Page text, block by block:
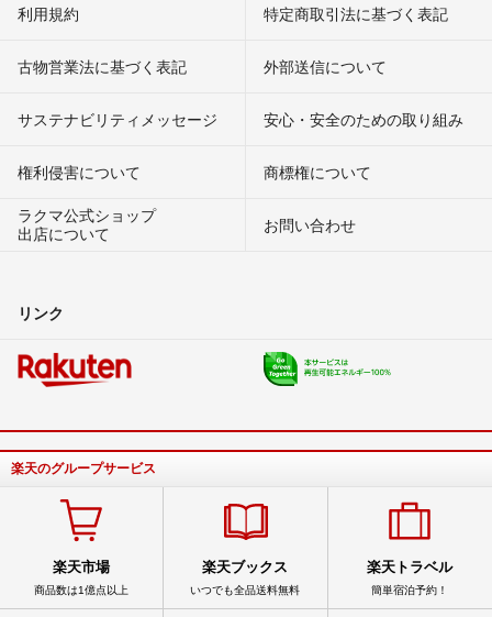
利用規約 特定商取引法に基づく表記
古物営業法に基づく表記 外部送信について
サステナビリティメッセージ 安心・安全のための取り組み
権利侵害について
商標権について
ラクマ公式ショップ
出店について
お問い合わせ
リンク
楽天のグループサービス
楽天市場
商品数は1億点以上
楽天ブックス
いつでも全品送料無料
楽天トラベル
簡単宿泊予約！